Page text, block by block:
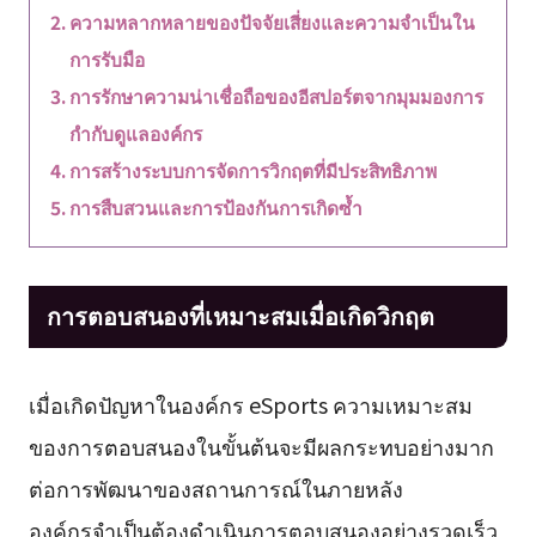
ความหลากหลายของปัจจัยเสี่ยงและความจำเป็นใน
การรับมือ
การรักษาความน่าเชื่อถือของอีสปอร์ตจากมุมมองการ
กำกับดูแลองค์กร
การสร้างระบบการจัดการวิกฤตที่มีประสิทธิภาพ
การสืบสวนและการป้องกันการเกิดซ้ำ
การตอบสนองที่เหมาะสมเมื่อเกิดวิกฤต
เมื่อเกิดปัญหาในองค์กร eSports ความเหมาะสม
ของการตอบสนองในขั้นต้นจะมีผลกระทบอย่างมาก
ต่อการพัฒนาของสถานการณ์ในภายหลัง
องค์กรจำเป็นต้องดำเนินการตอบสนองอย่างรวดเร็ว